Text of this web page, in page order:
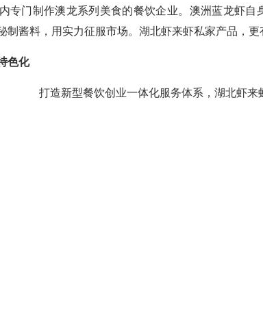
专门制作澳龙系列美食的餐饮企业。澳洲蓝龙虾自
制酱料，用实力征服市场。湖北虾来虾私家产品，更
色化